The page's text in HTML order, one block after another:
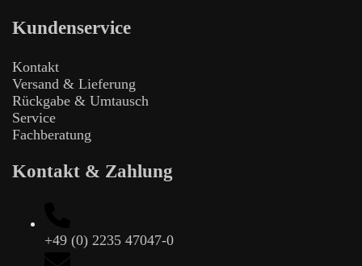
Kundenservice
Kontakt
Versand & Lieferung
Rückgabe & Umtausch
Service
Fachberatung
Kontakt & Zahlung
+49 (0) 2235 47047-0